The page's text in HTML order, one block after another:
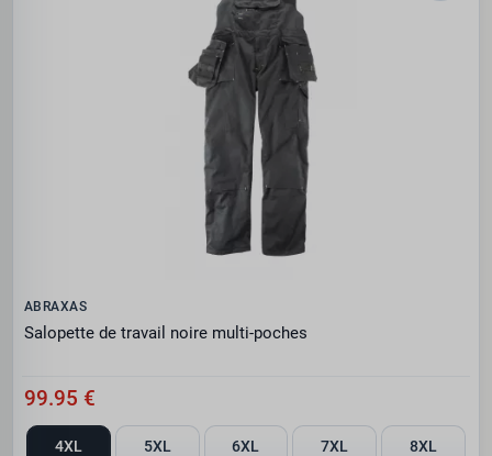
ABRAXAS
Salopette de travail noire multi-poches
99.95 €
4XL 5XL 6XL 7XL 8XL